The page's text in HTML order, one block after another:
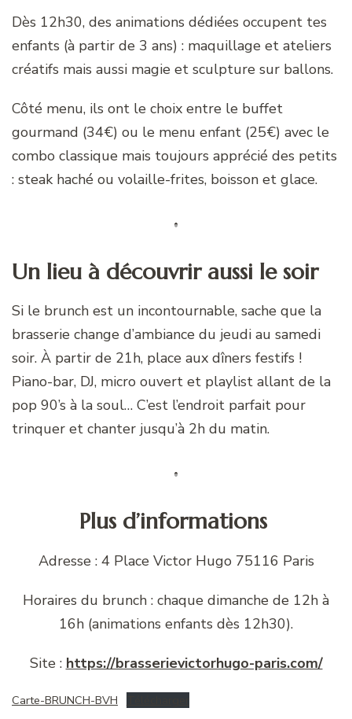
Dès 12h30, des animations dédiées occupent tes
enfants (à partir de 3 ans) : maquillage et ateliers
créatifs mais aussi magie et sculpture sur ballons.
Côté menu, ils ont le choix entre le buffet
gourmand (34€) ou le menu enfant (25€) avec le
combo classique mais toujours apprécié des petits
: steak haché ou volaille-frites, boisson et glace.
Un lieu à découvrir aussi le soir
Si le brunch est un incontournable, sache que la
brasserie change d’ambiance du jeudi au samedi
soir. À partir de 21h, place aux dîners festifs !
Piano-bar, DJ, micro ouvert et playlist allant de la
pop 90’s à la soul… C’est l’endroit parfait pour
trinquer et chanter jusqu’à 2h du matin.
Plus d’informations
Adresse : 4 Place Victor Hugo 75116 Paris
Horaires du brunch : chaque dimanche de 12h à
16h (animations enfants dès 12h30).
Site : https://brasserievictorhugo-paris.com/
Carte-BRUNCH-BVH